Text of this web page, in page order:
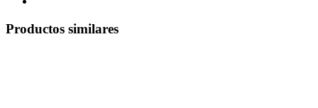
Productos similares